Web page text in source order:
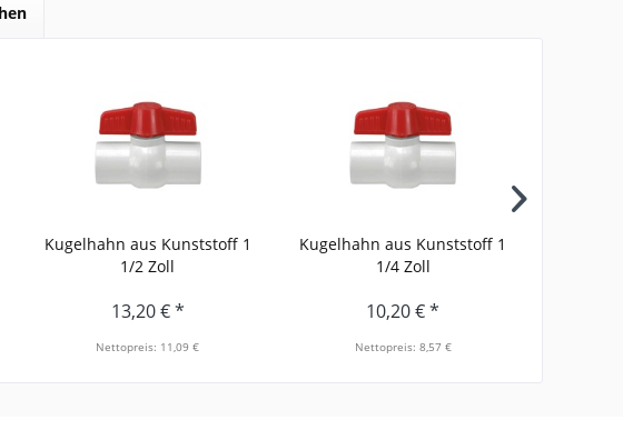
Kugelhahn aus Kunststoff 1
1/2 Zoll
13,20 € *
Nettopreis: 11,09 €
Kugelhahn aus Kunststoff 1
1/4 Zoll
10,20 € *
Nettopreis: 8,57 €